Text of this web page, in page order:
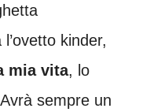
kinder,
mia vita, lo
sempre un